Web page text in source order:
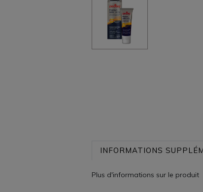
INFORMATIONS
Plus d'informations sur le produit